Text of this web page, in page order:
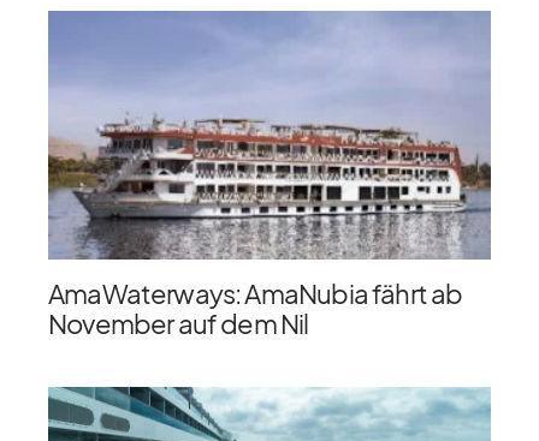
AmaWaterways: AmaNubia fährt ab
November auf dem Nil